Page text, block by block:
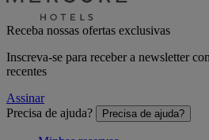
Receba nossas ofertas exclusivas
Inscreva-se para receber a newsletter
recentes
Assinar
Precisa de ajuda?
Precisa de ajuda?